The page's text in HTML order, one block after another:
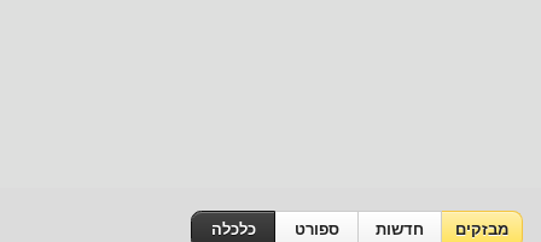
מבזקים חדשות ספורט כלכלה